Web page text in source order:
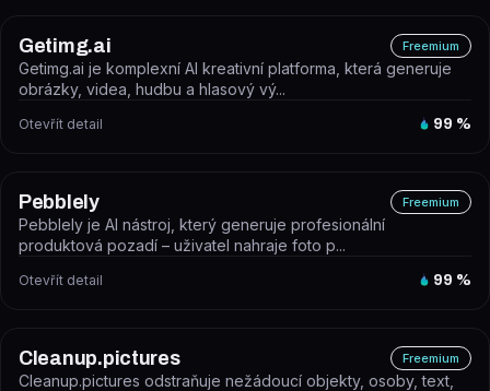
Getimg.ai Freemium
Getimg.ai je komplexní AI kreativní platforma, která generuje
obrázky, videa, hudbu a hlasový vý...
Otevřít detail 99 %
Pebblely Freemium
Pebblely je AI nástroj, který generuje profesionální
produktová pozadí – uživatel nahraje foto p...
Otevřít detail 99 %
Cleanup.pictures Freemium
Cleanup.pictures odstraňuje nežádoucí objekty, osoby, text,